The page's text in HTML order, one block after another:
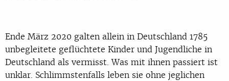
Ende März 2020 galten allein in Deutschland 1785
unbegleitete geflüchtete Kinder und Jugendliche in
Deutschland als vermisst. Was mit ihnen passiert ist
unklar. Schlimmstenfalls leben sie ohne jeglichen